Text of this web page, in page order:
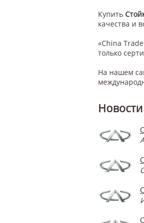
Купить
качества и
«China
только
На нашем